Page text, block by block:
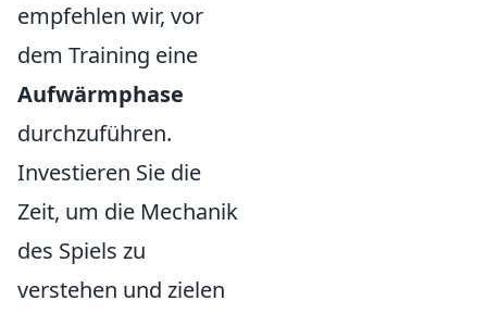
empfehlen wir, vor
dem Training eine
Aufwärmphase
durchzuführen.
Investieren Sie die
Zeit, um die Mechanik
des Spiels zu
verstehen und zielen